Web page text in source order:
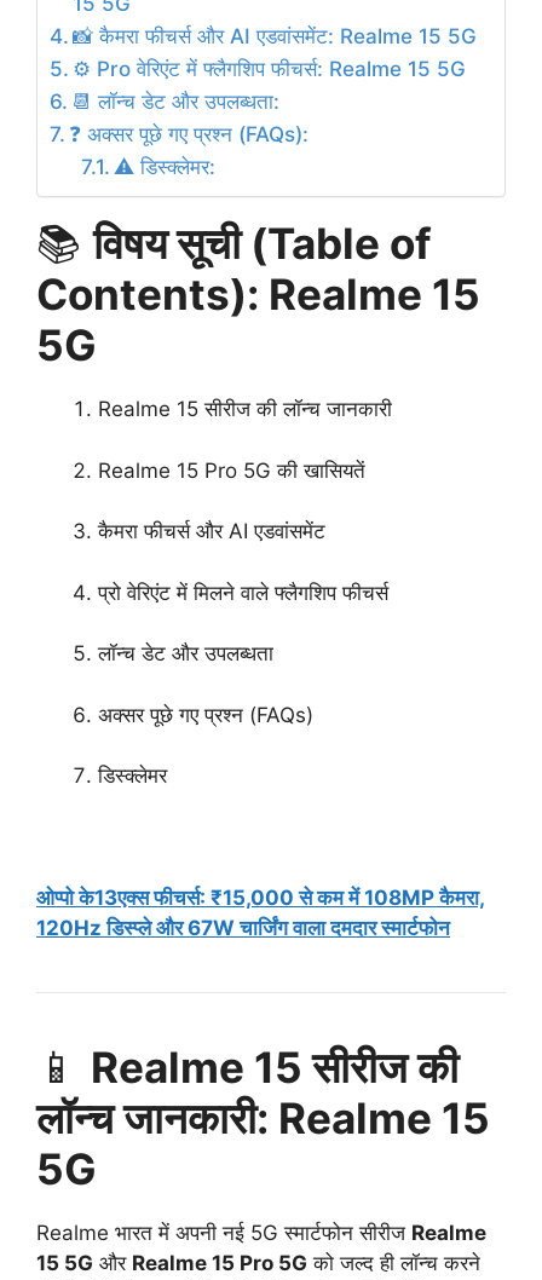
📸 कैमरा फीचर्स और AI एडवांसमेंट: Realme 15 5G
⚙️ Pro वेरिएंट में फ्लैगशिप फीचर्स: Realme 15 5G
📆 लॉन्च डेट और उपलब्धता:
❓ अक्सर पूछे गए प्रश्न (FAQs):
⚠️ डिस्क्लेमर:
📚विषय सूची (Table of
Contents): Realme 15
5G
Realme 15 सीरीज की लॉन्च जानकारी
Realme 15 Pro 5G की खासियतें
कैमरा फीचर्स और AI एडवांसमेंट
प्रो वेरिएंट में मिलने वाले फ्लैगशिप फीचर्स
लॉन्च डेट और उपलब्धता
अक्सर पूछे गए प्रश्न (FAQs)
डिस्क्लेमर
ओप्पो के13एक्स फीचर्स: ₹15,000 से कम में 108MP कैमरा,
120Hz डिस्प्ले और 67W चार्जिंग वाला दमदार स्मार्टफोन
📱 Realme 15 सीरीज की
लॉन्च जानकारी: Realme 15
5G
Realme भारत में अपनी नई 5G स्मार्टफोन सीरीज Realme
15 5G और Realme 15 Pro 5G को जल्द ही लॉन्च करने